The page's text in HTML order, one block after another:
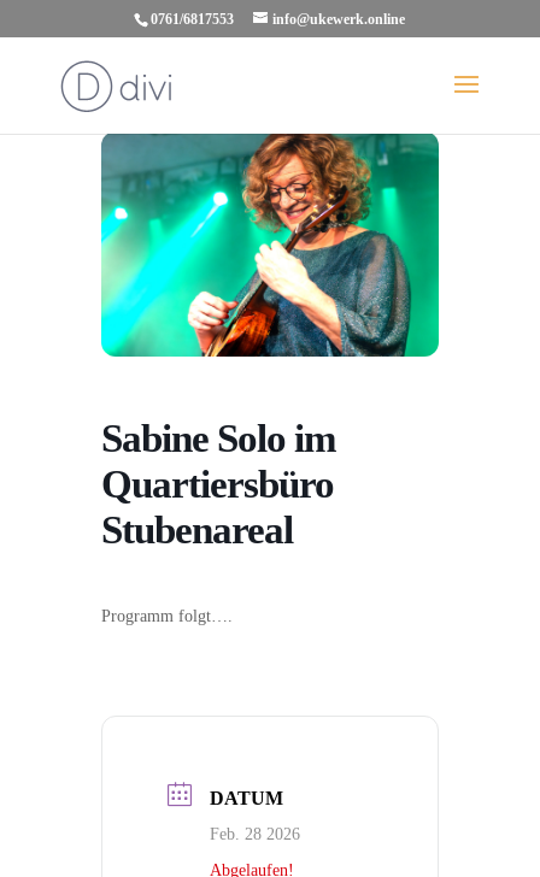
0761/6817553 info@ukewerk.online
Sabine Solo im
Quartiersbüro
Stubenareal
Programm folgt….
DATUM
Feb. 28 2026
Abgelaufen!